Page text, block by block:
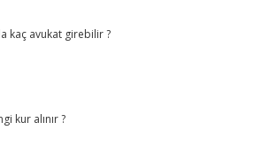
kaç avukat girebilir ?
kur alınır ?